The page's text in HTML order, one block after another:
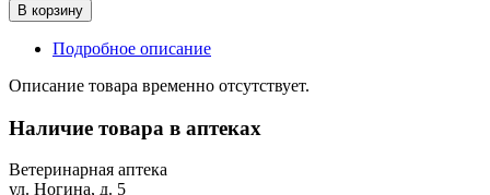
В корзину
Подробное описание
Описание товара временно отсутствует.
Наличие товара в аптеках
Ветеринарная аптека
ул. Ногина, д. 5